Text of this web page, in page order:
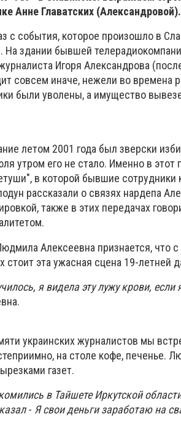
Анне Главатских
с события, которое произошло в
На здании бывшей
Игоря Александрова
совсем иначе, нежели во времена
были уволены, а имущество
летом 2001 года был зверски
утром его не стало. Именно в этот
в которой бывшие сотрудники
рассказали о связях нардепа
также в этих передачах
Алексеевна признается, что с
стоит эта ужасная сцена 19-летней
я видела эту лужу крови,
украинских журналистов мы
на столе кофе, печенье.
газет.
в Тайшете Иркутской
- Я свои деньги заработаю на